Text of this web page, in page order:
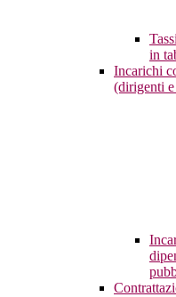
in
Incarichi
(dirigenti